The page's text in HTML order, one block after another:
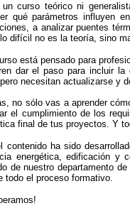
un curso teórico ni
qué parámetros influyen
a analizar puentes
difícil no es la teoría, sino
está pensado para
dar el paso para incluir
necesitan actualizarse y
no sólo vas a aprender
el cumplimiento de los
final de tus proyectos. Y
contenido ha sido
energética, edificación y
de nuestro departamento
todo el proceso formativo.